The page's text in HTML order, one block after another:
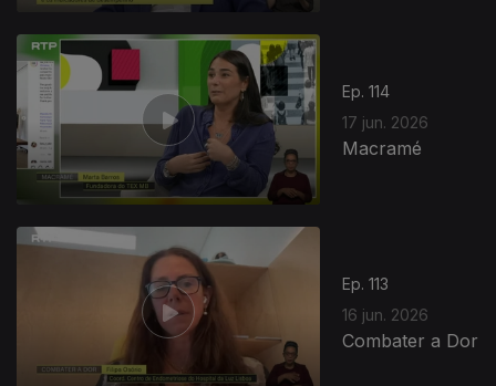
Ep. 114
17 jun. 2026
Macramé
Ep. 113
16 jun. 2026
Combater a Dor